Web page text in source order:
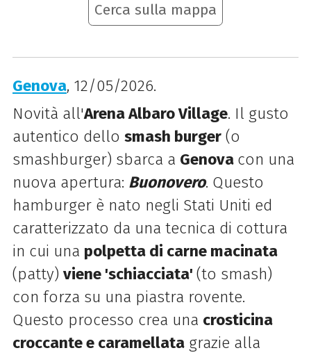
Cerca sulla mappa
Genova, 12/05/2026.
Novità all'Arena Albaro Village. Il gusto
autentico dello smash burger(o
smashburger) sbarca a Genova con una
nuova apertura: Buonovero. Questo
hamburger è nato negli Stati Uniti ed
caratterizzato da una tecnica di cottura
in cui una polpetta di carne macinata
(patty) viene 'schiacciata' (to smash)
con forza su una piastra rovente.
Questo processo crea una crosticina
croccante e caramellatagrazie alla